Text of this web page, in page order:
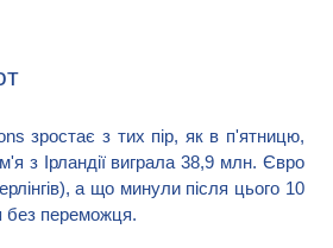
зростає з тих пір, як в п'ятницю,
з Ірландії виграла 38,9 млн. Євро
а що минули після цього 10
без переможця.